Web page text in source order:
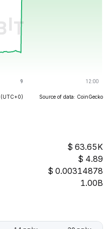
(UTC+0) Source of data: CoinGecko
63.65K
4.89
0.00314878
1.00B